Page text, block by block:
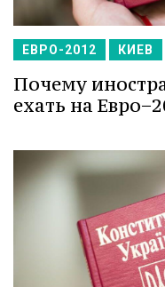
ЕВРО-2012 КИЕВ
Почему
ехать на